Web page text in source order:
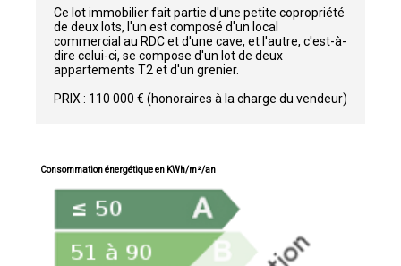
Ce lot immobilier fait partie d'une petite copropriété
de deux lots, l'un est composé d'un local
commercial au RDC et d'une cave, et l'autre, c'est-à-
dire celui-ci, se compose d'un lot de deux
appartements T2 et d'un grenier.
PRIX : 110 000 € (honoraires à la charge du vendeur)
Consommation énergétique en KWh/m²/an